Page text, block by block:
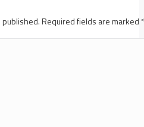
Required fields are marked *